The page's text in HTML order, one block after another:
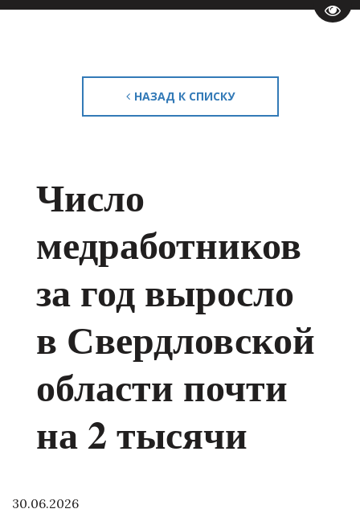
НАЗАД К СПИСКУ
Число
медработников
за год выросло
в Свердловской
области почти
на 2 тысячи
30.06.2026